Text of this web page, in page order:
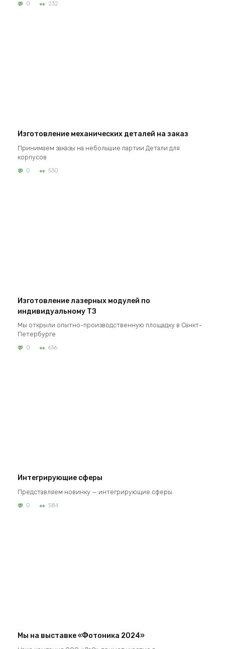
0 232
Изготовление механических деталей на заказ
Принимаем заказы на небольшие партии Детали для
корпусов
0 530
Изготовление лазерных модулей по
индивидуальному ТЗ
Мы открыли опытно-производственную площадку в Санкт-
Петербурге
0 656
Интегрирующие сферы
Представляем новинку — интегрирующие сферы.
0 584
Мы на выставке «Фотоника 2024»